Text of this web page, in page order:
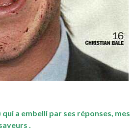
qui a embelli par ses réponses, mes
.